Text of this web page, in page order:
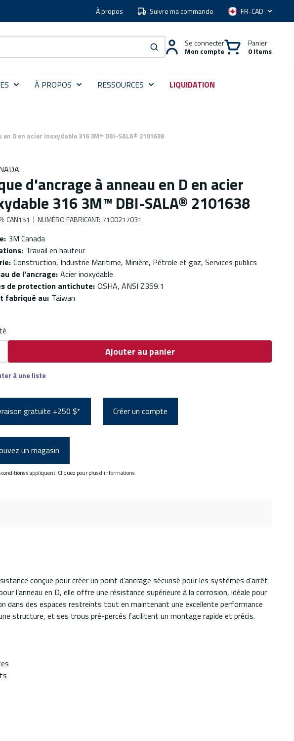
À propos Suivre ma commande Langue
soumettre une recherche
Se connecter
Mon compte
Panier
0 Items
À PROPOS RESSOURCES LIQUIDATION
D en acier inoxydable 316 3M™ DBI-SALA® 2101638
d'ancrage à anneau en D en acier
316 3M™ DBI-SALA® 2101638
: CAN151 NUMÉRO FABRICANT: 7100217031
: 3M Canada
: Travail en hauteur
: Construction, Industrie Maritime, Minière, Pétrole et gaz, Services publics
de l'ancrage: Acier inoxydable
de protection antichute: OSHA, ANSI Z359.1
fabriqué au: Taiwan
Ajouter au panier
à une liste
gratuite +250 $* Créer un compte
un magasin
conditions s'appliquent. Cliquez pour plus d'informations.
conçue pour créer un point d’ancrage sécurisé pour les systèmes d’arrêt
l’anneau en D, elle offre une résistance supérieure à la corrosion, idéale pour
des espaces restreints tout en maintenant une excellente performance
structure, et ses trous pré-percés facilitent un montage rapide et précis.